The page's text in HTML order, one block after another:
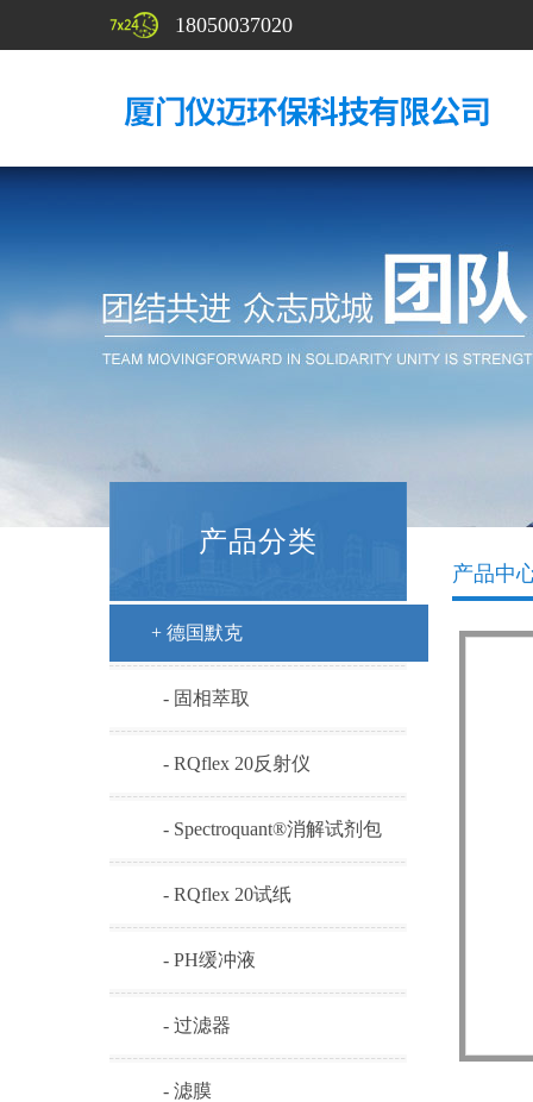
18050037020
产品分类
+ 德国默克
- 固相萃取
- RQflex 20反射仪
- Spectroquant®消解试剂包
- RQflex 20试纸
- PH缓冲液
- 过滤器
- 滤膜
产品中